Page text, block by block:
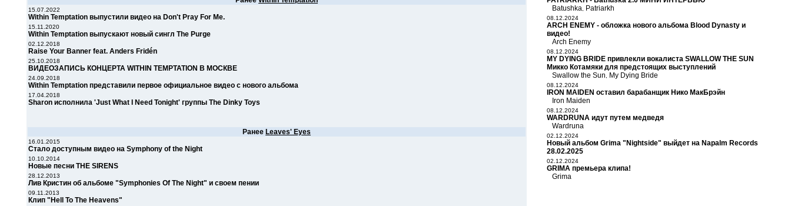
15.07.2022
Within Temptation выпустили видео на Don't Pray For Me.
15.11.2020
Within Temptation выпускают новый сингл The Purge
02.12.2018
Raise Your Banner feat. Anders Fridén
25.10.2018
ВИДЕОЗАПИСЬ КОНЦЕРТА WITHIN TEMPTATION В МОСКВЕ
24.09.2018
Within Temptation представили первое официальное видео с нового альбома
17.04.2018
Sharon исполнила 'Just What I Need Tonight' группы The Dinky Toys
Ранее Leaves' Eyes
16.01.2015
Стало доступным видео на Symphony of the Night
10.10.2014
Новые песни THE SIRENS
28.12.2013
Лив Кристин об альбоме "Symphonies Of The Night" и своем пении
09.11.2013
Клип "Hell To The Heavens"
Batushka Patriarkh
08.12.2024
ARCH ENEMY - обложка нового альбома Blood Dynasty и
видео!
Arch Enemy
08.12.2024
MY DYING BRIDE привлекли вокалиста SWALLOW THE SUN
Микко Котамяки для предстоящих выступлений
Swallow the Sun
My Dying Bride
08.12.2024
IRON MAIDEN оставил барабанщик Нико МакБрэйн
Iron Maiden
08.12.2024
WARDRUNA идут путем медведя
Wardruna
02.12.2024
Новый альбом Grima "Nightside" выйдет на Napalm Records
28.02.2025
02.12.2024
GRIMA премьера клипа!
Grima